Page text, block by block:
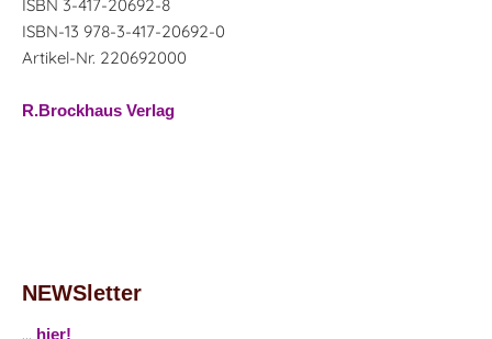
ISBN 3-417-20692-8
ISBN-13 978-3-417-20692-0
Artikel-Nr. 220692000
R.Brockhaus Verlag
NEWSletter
... hier!